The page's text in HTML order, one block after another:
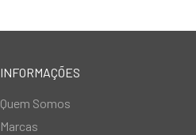
INFORMAÇÕES
Quem Somos
Marcas